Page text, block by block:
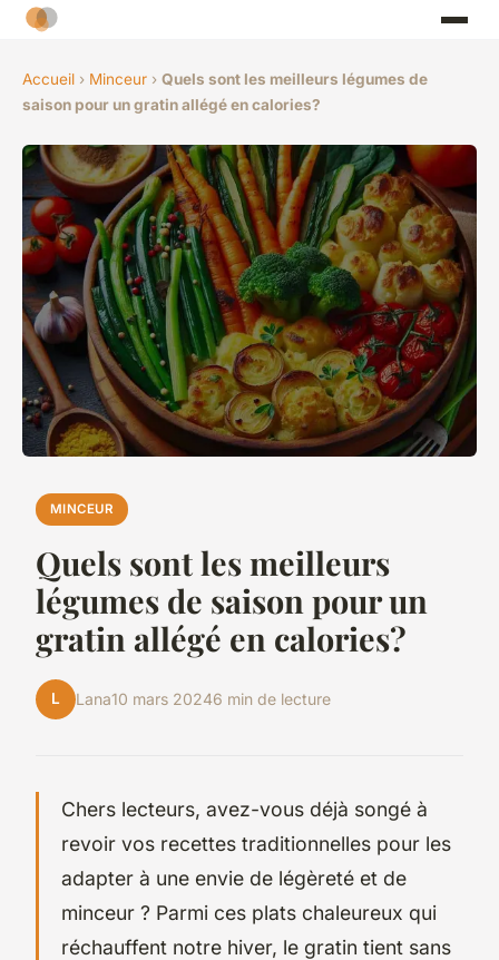
Accueil › Minceur › Quels sont les meilleurs légumes de
saison pour un gratin allégé en calories?
MINCEUR
Quels sont les meilleurs
légumes de saison pour un
gratin allégé en calories?
L Lana10 mars 20246 min de lecture
Chers lecteurs, avez-vous déjà songé à
revoir vos recettes traditionnelles pour les
adapter à une envie de légèreté et de
minceur ? Parmi ces plats chaleureux qui
réchauffent notre hiver, le gratin tient sans